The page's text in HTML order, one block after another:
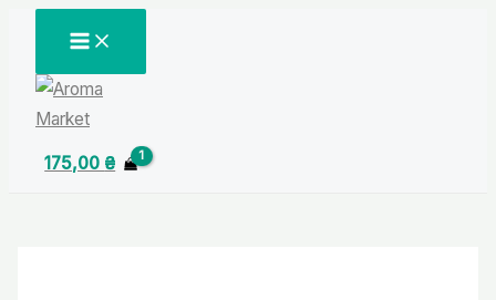
вмісту
MAIN
MENU
175,00 ₴